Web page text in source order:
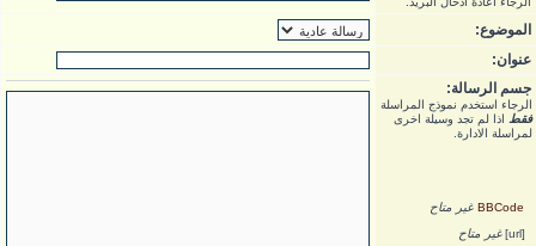
الموضوع:
عنوان:
جسم الرسالة:
الرجاء استخدم نموذج المراسلة
فقط اذا لم تجد وسيلة اخرى
لمراسلة الادارة.
BBCode غير متاح
[url]
غير متاح